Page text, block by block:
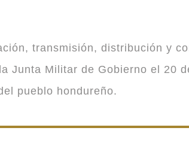
transmisión, distribución y
Junta Militar de Gobierno el 20
pueblo hondureño.